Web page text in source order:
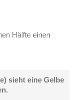
Hälfte einen
sieht eine Gelbe